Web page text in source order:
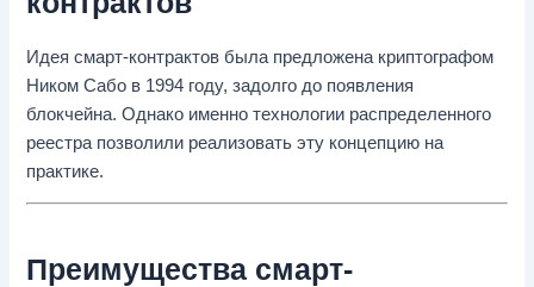
Идея смарт-контрактов была предложена криптографом
Ником Сабо в 1994 году, задолго до появления
блокчейна. Однако именно технологии распределенного
реестра позволили реализовать эту концепцию на
практике.
Преимущества смарт-